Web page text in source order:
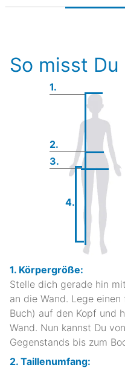
So misst
1.
2.
3.
4.
1. Körpergröße:
Stelle dich gerade hin
an die Wand. Lege
Buch) auf den Kopf und
Wand. Nun kannst Du
Gegenstands bis zum
2. Taillenumfang: